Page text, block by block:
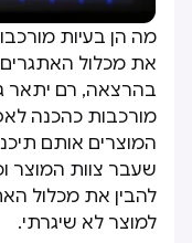
מה הן בעיות
את מכלול
בהרצאה, רם יתאר
מורכבות כהכנה
המוצרים אותם
שעבר צוות המוצר
להבין את מכלול
למוצר לא שיגרתי.